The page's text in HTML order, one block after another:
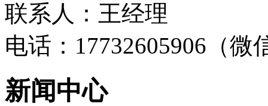
联系人：王经理
电话：17732605906（微
新闻中心